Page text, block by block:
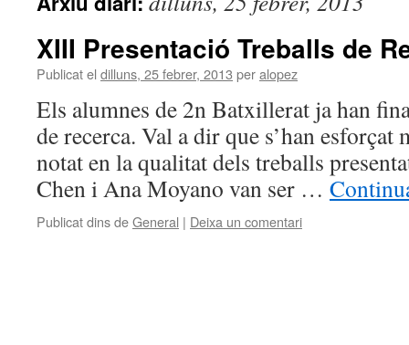
XIII Presentació Treballs de
Publicat el dilluns, 25 febrer, 2013 peralopez
Els alumnes de 2n Batxillerat ja han
de recerca. Val a dir que s’han esforçat
notat en la qualitat dels treballs
Chen i Ana Moyano van ser …
Publicat dins deGeneral | Deixa un comentari